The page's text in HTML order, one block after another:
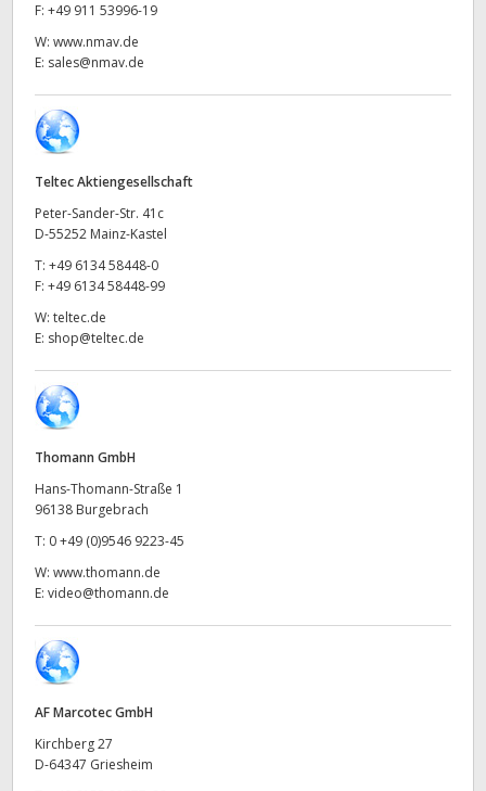
Italy
Japan
New Zealand
Norway
Singapore
Spain
Sweden
Turkey
UAE
F: +49 911 53996-19
W: www.nmav.de
E: sales@nmav.de
Teltec Aktiengesellschaft
Peter-Sander-Str. 41c
D-55252 Mainz-Kastel
T: +49 6134 58448-0
F: +49 6134 58448-99
W: teltec.de
E: shop@teltec.de
Thomann GmbH
Hans-Thomann-Straße 1
96138 Burgebrach
T: 0 +49 (0)9546 9223-45
W: www.thomann.de
E: video@thomann.de
AF Marcotec GmbH
Kirchberg 27
D-64347 Griesheim